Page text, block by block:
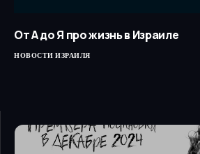
От А до Я про жизнь в Израиле
НОВОСТИ ИЗРАИЛЯ